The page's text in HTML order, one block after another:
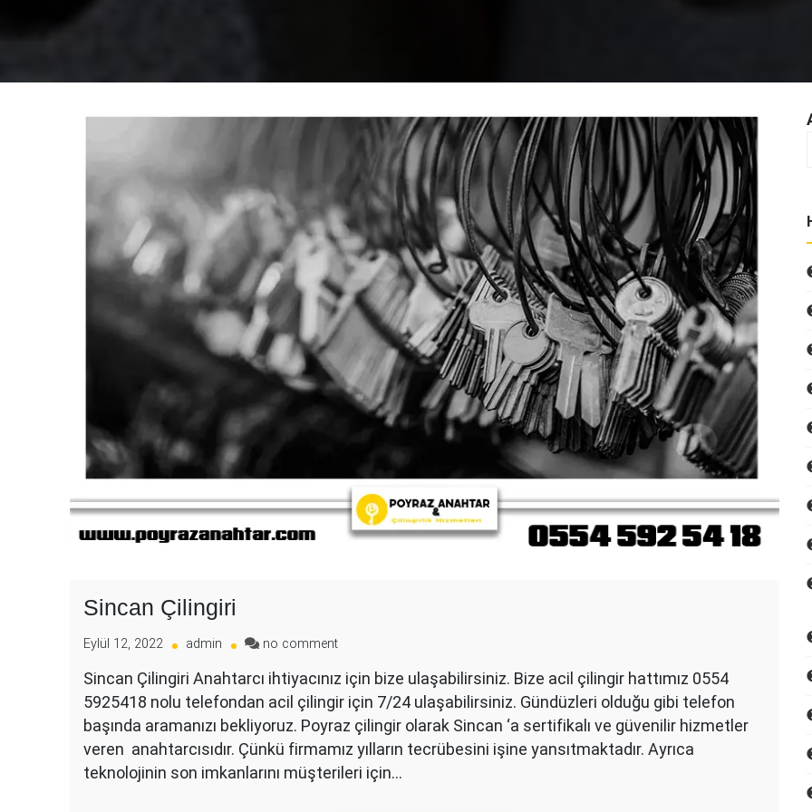
Sincan Çilingiri
Eylül 12, 2022 admin no commenton
Çilingiri
Sincan Çilingiri Anahtarcı ihtiyacınız için bize ulaşabilirsiniz. Bize acil çilingir hattımız 0554
5925418 nolu telefondan acil çilingir için 7/24 ulaşabilirsiniz. Gündüzleri olduğu gibi telefon
başında aramanızı bekliyoruz. Poyraz çilingir olarak Sincan ‘a sertifikalı ve güvenilir hizmetler
veren anahtarcısıdır. Çünkü firmamız yılların tecrübesini işine yansıtmaktadır. Ayrıca
teknolojinin son imkanlarını müşterileri için…